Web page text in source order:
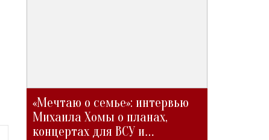
«Мечтаю о семье»: интервью
Михаила Хомы о планах,
концертах для ВСУ и